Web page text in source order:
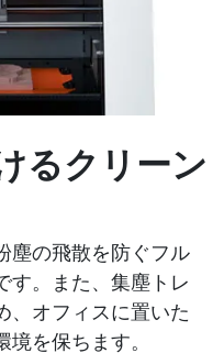
るクリーン
塵の飛散を防ぐフル
す。また、集塵トレ
、オフィスに置いた
を保ちます。